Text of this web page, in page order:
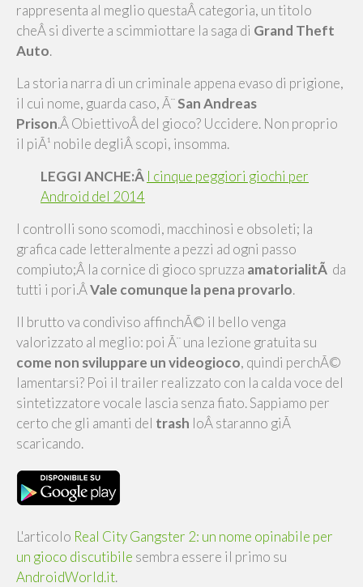
rappresenta al meglio questaÂ categoria, un titolo
cheÂ si diverte a scimmiottare la saga di Grand Theft
Auto.
La storia narra di un criminale appena evaso di prigione,
il cui nome, guarda caso, Ã¨San Andreas
Prison.Â ObiettivoÂ del gioco? Uccidere. Non proprio
il piÃ¹ nobile degliÂ scopi, insomma.
LEGGI ANCHE:Â I cinque peggiori giochi per
Android del 2014
I controlli sono scomodi, macchinosi e obsoleti; la
grafica cade letteralmente a pezzi ad ogni passo
compiuto;Â la cornice di gioco spruzza amatorialitÃ da
tutti i pori.ÂVale comunque la pena provarlo.
Il brutto va condiviso affinchÃ© il bello venga
valorizzato al meglio: poi Ã¨ una lezione gratuita su
come non sviluppare un videogioco, quindi perchÃ©
lamentarsi? Poi il trailer realizzato con la calda voce del
sintetizzatore vocale lascia senza fiato. Sappiamo per
certo che gli amanti del trash loÂ staranno giÃ
scaricando.
L'articolo Real City Gangster 2: un nome opinabile per
un gioco discutibile sembra essere il primo su
AndroidWorld.it.